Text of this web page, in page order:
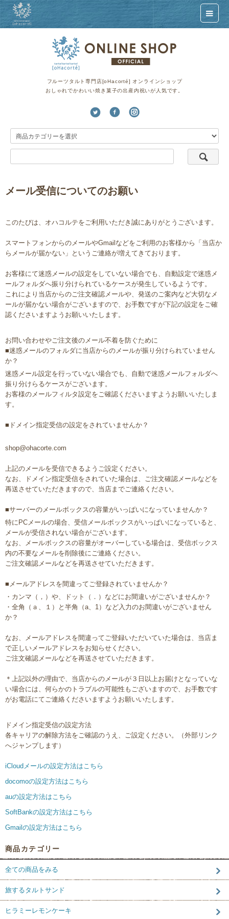
フルーツタルト専門店[oHacorté] オンラインショップ
おしゃれでかわいい焼き菓子の出産内祝いが人気です。
メール受信についてのお願い
このたびは、オハコルテをご利用いただき誠にありがとうございます。
スマートフォンからのメールやGmailなどをご利用のお客様から「当店か
らメールが届かない」というご連絡が増えてきております。
お客様にて迷惑メールの設定をしていない場合でも、自動設定で迷惑メ
ールフォルダへ振り分けられているケースが発生しているようです。
これにより当店からのご注文確認メールや、発送のご案内など大切なメ
ールが届かない場合がございますので、お手数ですが下記の設定をご確
認くださいますようお願いいたします。
お問い合わせやご注文後のメール不着を防ぐために
■迷惑メールのフォルダに当店からのメールが振り分けられていません
か？
迷惑メール設定を行っていない場合でも、自動で迷惑メールフォルダへ
振り分けらるケースがございます。
お客様のメールフィルタ設定をご確認くださいますようお願いいたしま
す。
■ドメイン指定受信の設定をされていませんか？
shop@ohacorte.com
上記のメールを受信できるようご設定ください。
なお、ドメイン指定受信をされていた場合は、ご注文確認メールなどを
再送させていただきますので、当店までご連絡ください。
■サーバーのメールボックスの容量がいっぱいになっていませんか？
特にPCメールの場合、受信メールボックスがいっぱいになっていると、
メールが受信されない場合がございます。
なお、メールボックスの容量がオーバーしている場合は、受信ボックス
内の不要なメールを削除後にご連絡ください。
ご注文確認メールなどを再送させていただきます。
■メールアドレスを間違ってご登録されていませんか？
・カンマ（，）や、ドット（．）などにお間違いがございませんか？
・全角（ａ、１）と半角（a、1）など入力のお間違いがございません
か？
なお、メールアドレスを間違ってご登録いただいていた場合は、当店ま
で正しいメールアドレスをお知らせください。
ご注文確認メールなどを再送させていただきます。
＊上記以外の理由で、当店からのメールが３日以上お届けとなっていな
い場合には、何らかのトラブルの可能性もございますので、お手数です
がお電話にてご連絡くださいますようお願いいたします。
ドメイン指定受信の設定方法
各キャリアの解除方法をご確認のうえ、ご設定ください。（外部リンク
へジャンプします）
iCloudメールの設定方法はこちら
docomoの設定方法はこちら
auの設定方法はこちら
SoftBankの設定方法はこちら
Gmailの設定方法はこちら
商品カテゴリー
全ての商品をみる
旅するタルトサンド
ヒラミーレモンケーキ